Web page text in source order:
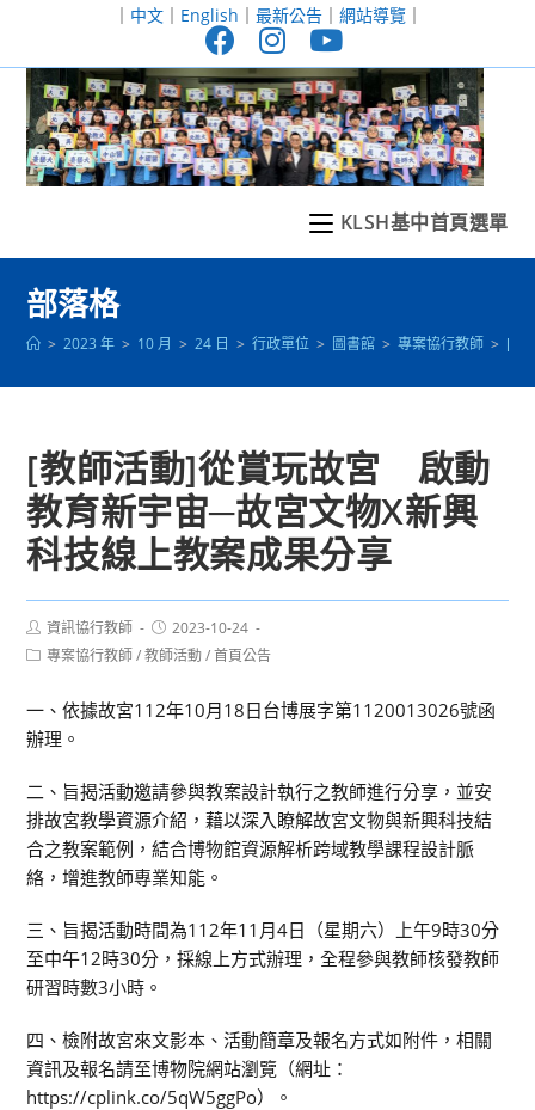
至
｜ 中文｜ English ｜ 最新公告｜ 網站導覽｜
KLSH基中首頁選單
部落格
> 2023 年 > 10 月 > 24 日 > 行政單位 > 圖書館 > 專案協行教師 > [教
[教師活動]從賞玩故宮 啟動
教育新宇宙─故宮文物X新興
科技線上教案成果分享
Post
author:
資訊協行教師
Post
published:
2023-10-24
Post專案協行教師 / 教師活動 / 首頁公告
一、依據故宮112年10月18日台博展字第1120013026號函
辦理。
二、旨揭活動邀請參與教案設計執行之教師進行分享，並安
排故宮教學資源介紹，藉以深入瞭解故宮文物與新興科技結
合之教案範例，結合博物館資源解析跨域教學課程設計脈
絡，增進教師專業知能。
三、旨揭活動時間為112年11月4日（星期六）上午9時30分
至中午12時30分，採線上方式辦理，全程參與教師核發教師
研習時數3小時。
四、檢附故宮來文影本、活動簡章及報名方式如附件，相關
資訊及報名請至博物院網站瀏覽（網址：
https://cplink.co/5qW5ggPo）。